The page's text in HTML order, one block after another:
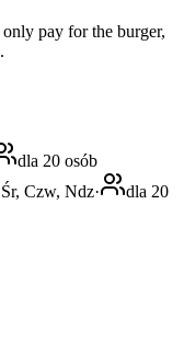
pay for the burger,
dla 20 osób
Czw, Ndz·
dla 20